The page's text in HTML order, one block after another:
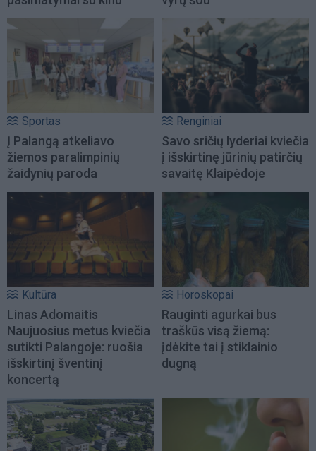
Sportas
Į Palangą atkeliavo
žiemos paralimpinių
žaidynių paroda
Renginiai
Savo sričių lyderiai kviečia
į išskirtinę jūrinių patirčių
savaitę Klaipėdoje
Kultūra
Linas Adomaitis
Naujuosius metus kviečia
sutikti Palangoje: ruošia
išskirtinį šventinį
koncertą
Horoskopai
Rauginti agurkai bus
traškūs visą žiemą:
įdėkite tai į stiklainio
dugną